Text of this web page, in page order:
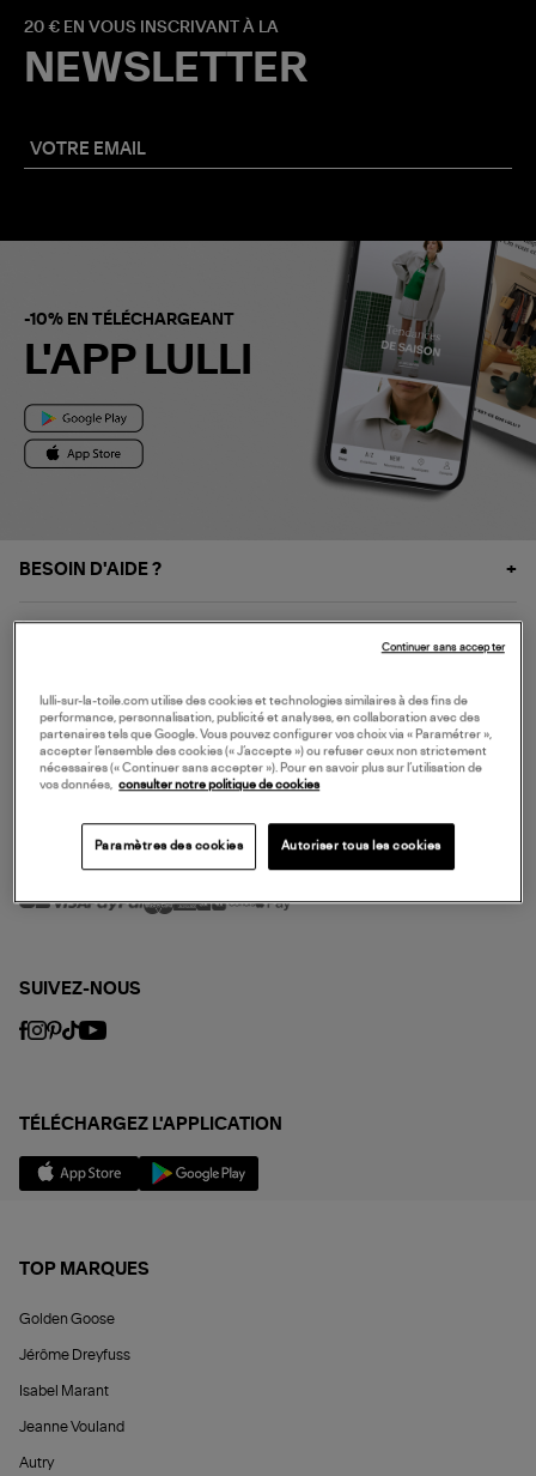
20 € EN VOUS INSCRIVANT À LA
NEWSLETTER
-10% EN TÉLÉCHARGEANT
L'APP LULLI
BESOIN D'AIDE ?
NOS SERVICES
SERVICE CLIENT
MODE DE PAIEMENT
SUIVEZ-NOUS
TÉLÉCHARGEZ L'APPLICATION
TOP MARQUES
Golden Goose
Jérôme Dreyfuss
Isabel Marant
Jeanne Vouland
Autry
lulli-sur-la-toile.com utilise des cookies et technologies similaires à des fins de
performance, personnalisation, publicité et analyses, en collaboration avec des
partenaires tels que Google. Vous pouvez configurer vos choix via « Paramétrer »,
accepter l’ensemble des cookies (« J’accepte ») ou refuser ceux non strictement
nécessaires (« Continuer sans accepter »). Pour en savoir plus sur l’utilisation de
vos données,
consulter notre politique de cookies
Paramètres des cookies Autoriser tous les cookies
Continuer sans accepter